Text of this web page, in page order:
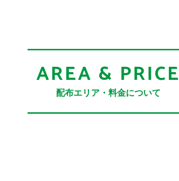
AREA & PRICE
配布エリア・料金について